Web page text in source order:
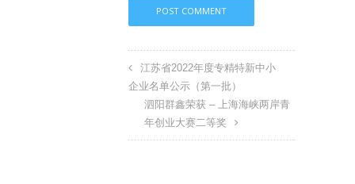
江苏省2022年度专精特新中小
企业名单公示（第一批）
泗阳群鑫荣获 – 上海海峡两岸青
年创业大赛二等奖